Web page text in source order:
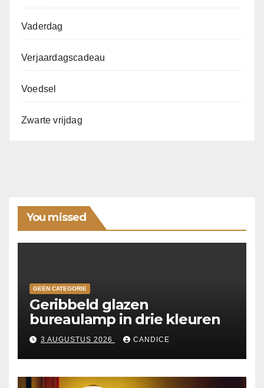
Vaderdag
Verjaardagscadeau
Voedsel
Zwarte vrijdag
You missed
GEEN CATEGORIE
Geribbeld glazen
bureaulamp in drie kleuren
3 AUGUSTUS 2026 CANDICE